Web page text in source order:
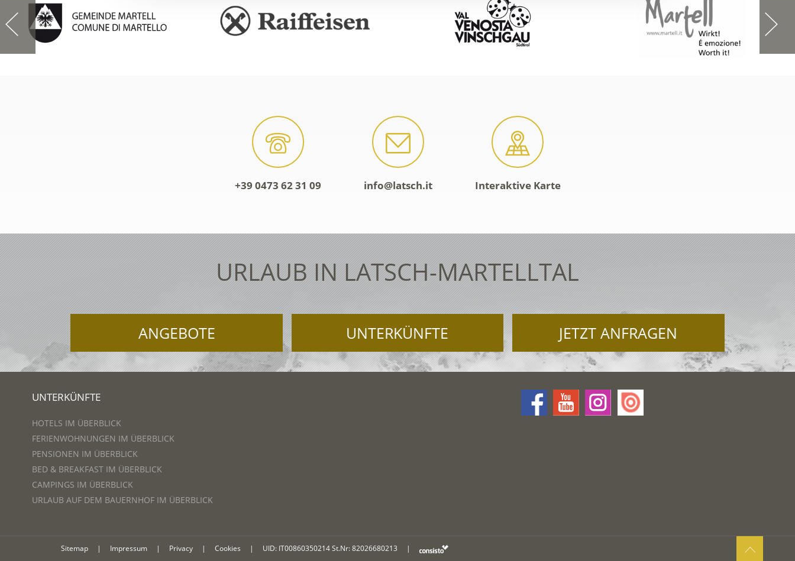
+39 0473 62 31 09 info@latsch.it Interaktive Karte
URLAUB IN LATSCH-MARTELLTAL
ANGEBOTE UNTERKÜNFTE JETZT ANFRAGEN
UNTERKÜNFTE
HOTELS IM ÜBERBLICK
FERIENWOHNUNGEN IM ÜBERBLICK
PENSIONEN IM ÜBERBLICK
BED & BREAKFAST IM ÜBERBLICK
CAMPINGS IM ÜBERBLICK
URLAUB AUF DEM BAUERNHOF IM ÜBERBLICK
Sitemap | Impressum | Privacy | Cookies | UID: IT00860350214 St.Nr: 82026680213 |